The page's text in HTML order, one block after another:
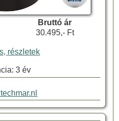
Bruttó ár
30.495,- Ft
részletek
3 év